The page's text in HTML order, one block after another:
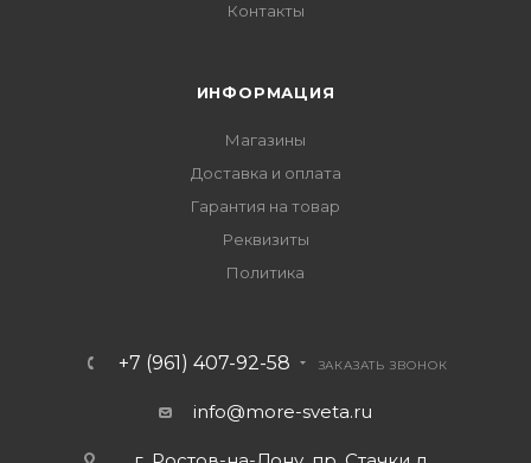
Контакты
ИНФОРМАЦИЯ
Магазины
Доставка и оплата
Гарантия на товар
Реквизиты
Политика
+7 (961) 407-92-58 ЗАКАЗАТЬ ЗВОНОК
info@more-sveta.ru